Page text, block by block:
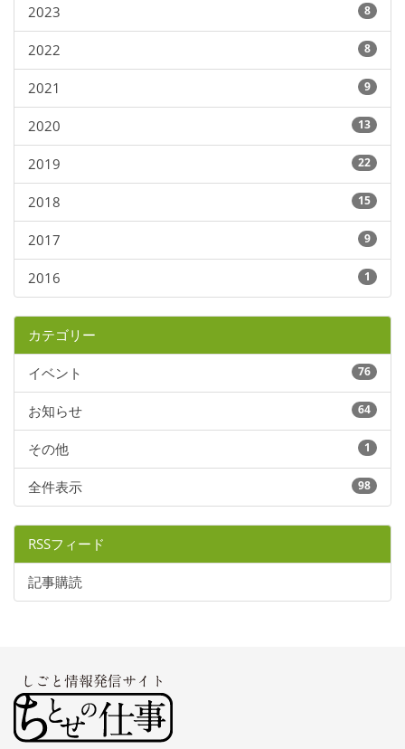
2023 8
2022 8
2021 9
2020 13
2019 22
2018 15
2017 9
2016 1
カテゴリー
イベント 76
お知らせ 64
その他 1
全件表示 98
RSSフィード
記事購読